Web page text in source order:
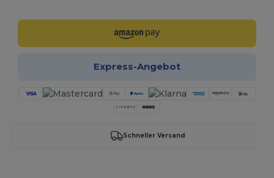
Express-Angebot
Schneller Versand